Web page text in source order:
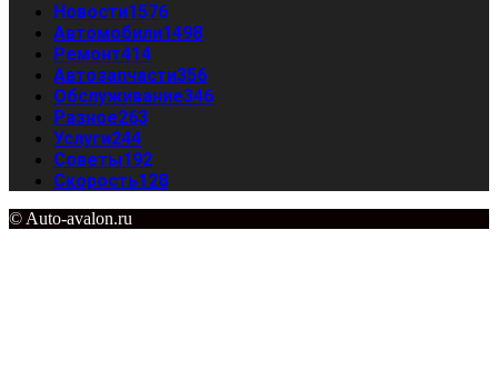
Новости1576
Автомобили1498
Ремонт414
Автозапчасти356
Обслуживание346
Разное263
Услуги244
Советы192
Скорость128
© Auto-avalon.ru